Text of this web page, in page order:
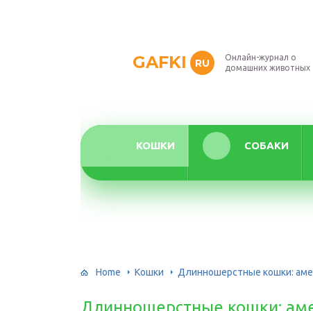
GAFKI RU
Онлайн-журнал о
домашних животных
КОШКИ СОБАКИ
Home Кошки Длинношерстные кошки:
Длинношерстные кошки: